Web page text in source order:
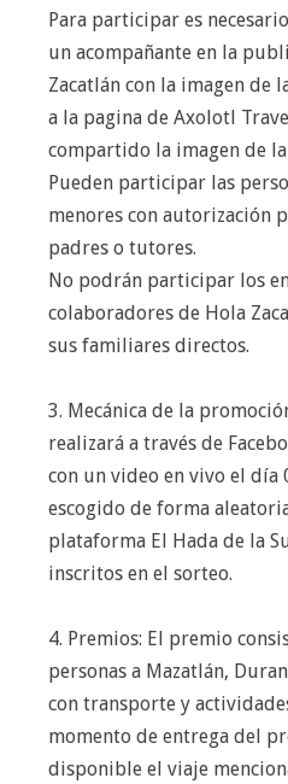
Para participar es
un acompañante en la
Zacatlán con la imagen de
a la pagina de Axolotl
compartido la imagen de
Pueden participar las
menores con autorización
padres o tutores.
No podrán participar los
colaboradores de Hola
sus familiares directos.
3. Mecánica de la
realizará a través de
con un video en vivo el día
escogido de forma
plataforma El Hada de la
inscritos en el sorteo.
4. Premios: El premio
personas a Mazatlán,
con transporte y
momento de entrega del
disponible el viaje